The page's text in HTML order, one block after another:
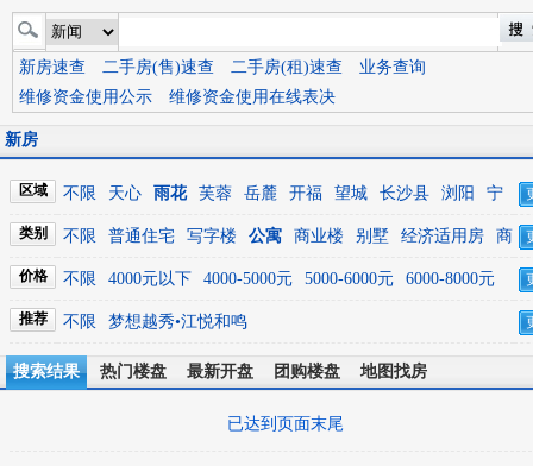
新房速查 二手房(售)速查 二手房(租)速查
业务查询
维修资金使用公示
维修资金使用在线表决
新房
区域 不限 天心 雨花 芙蓉 岳麓 开福 望城 长沙县 浏阳
宁
类别 不限 普通住宅 写字楼 公寓 商业楼 别墅 经济适用房
商
价格 不限 4000元以下 4000-5000元 5000-6000元
6000-8000元
8000-10000元
10000元及以上
推荐 不限 梦想越秀•江悦和鸣
搜索结果 热门楼盘 最新开盘 团购楼盘 地图找房
已达到页面末尾